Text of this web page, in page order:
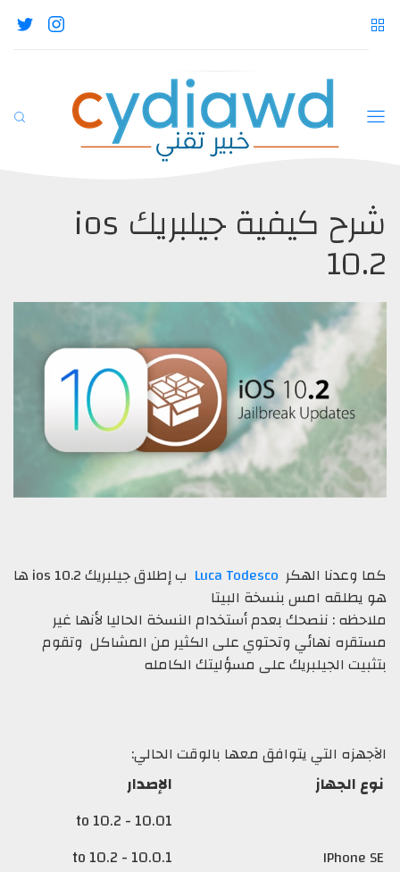
شرح كيفية جيلبريك ios
وعدنا الهكرLuca Todesco
ب إطلاق جيلبريك ios 10.2 ها
امس بنسخة البيتا
: ننصحك بعدم أستخدام النسخة الحاليا لأنها غير
نهائي وتحتوي على الكثير من المشاكل وتقوم
الجيلبريك على مسؤليتك الكامله
التي يتوافق معها بالوقت الحالي:
الجهاز
الإصدار
IPhone